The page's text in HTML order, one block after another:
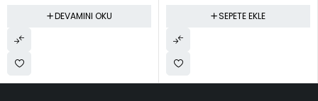
DEVAMINI OKU SEPETE EKLE